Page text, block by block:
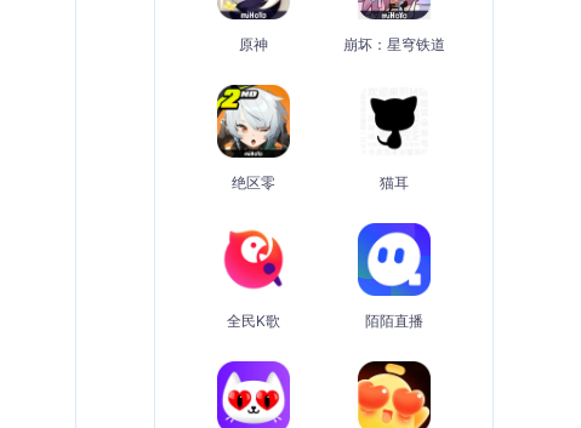
原神 崩坏：星穹铁道
绝区零 猫耳
全民K歌 陌陌直播